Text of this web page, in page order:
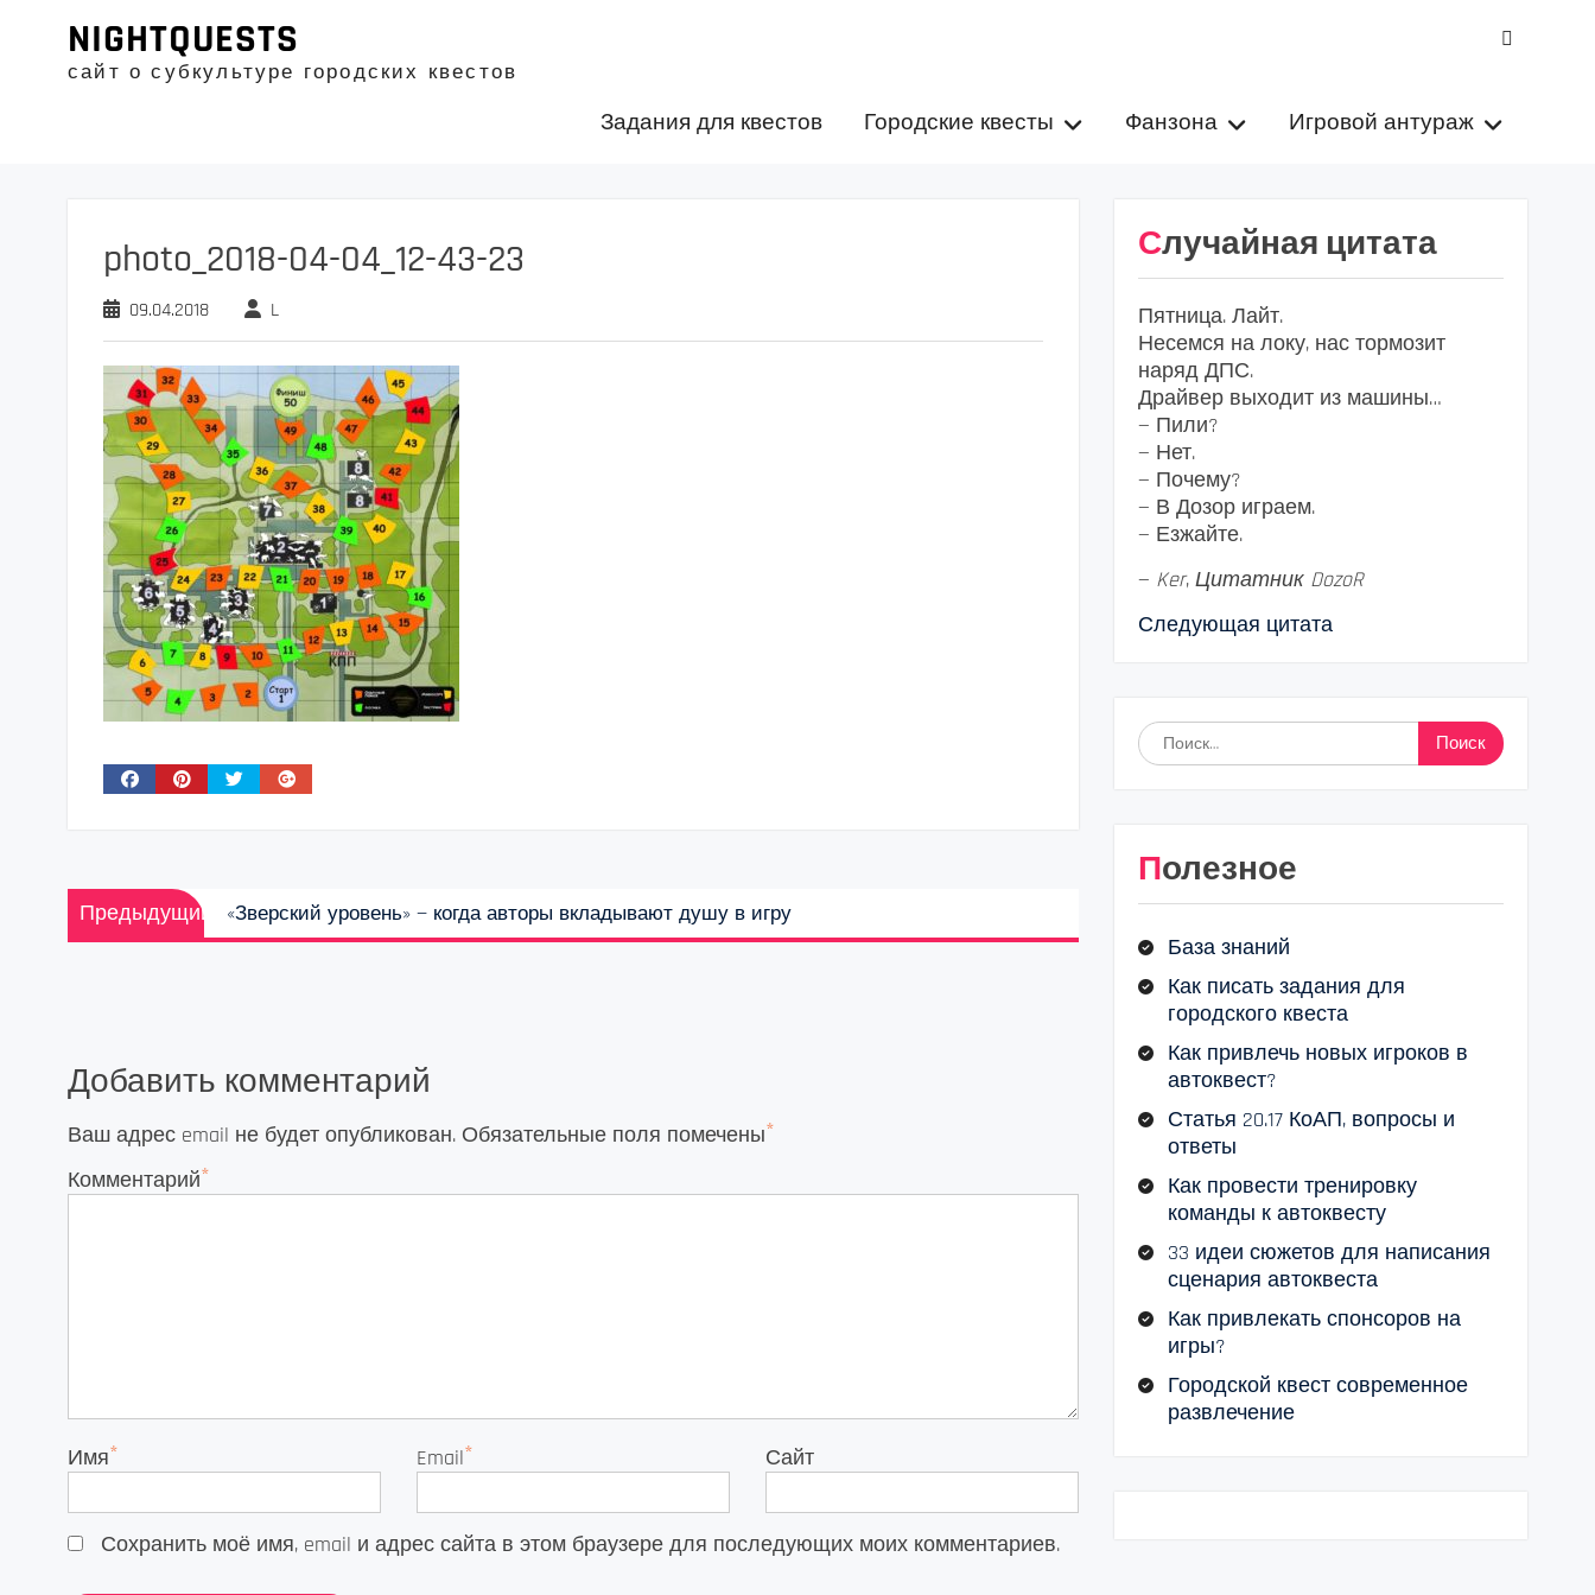
содержимому
NIGHTQUESTS
сайт о субкультуре городских квестов
Задания для квестов Городские квесты Фанзона Игровой антураж
photo_2018-04-04_12-43-23
09.04.2018 L
Навигация
по
Предыдущий
Предыдущая
запись:
«Зверский уровень» — когда авторы вкладывают душу в игру
Добавить комментарий
Ваш адрес email не будет опубликован. Обязательные поля помечены*
Комментарий*
Имя* Email* Сайт
Сохранить моё имя, email и адрес сайта в этом браузере для последующих моих комментариев.
Случайная цитата
Пятница. Лайт.
Несемся на локу, нас тормозит
наряд ДПС.
Драйвер выходит из машины…
— Пили?
— Нет.
— Почему?
— В Дозор играем.
— Езжайте.
— Ker, Цитатник DozoR
Следующая цитата
Найти:
Полезное
База знаний
Как писать задания для
городского квеста
Как привлечь новых игроков в
автоквест?
Статья 20.17 КоАП, вопросы и
ответы
Как провести тренировку
команды к автоквесту
33 идеи сюжетов для написания
сценария автоквеста
Как привлекать спонсоров на
игры?
Городской квест современное
развлечение